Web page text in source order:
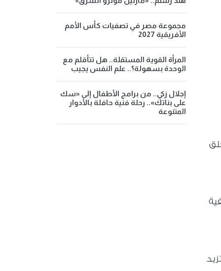
مجموعة مصر في تصفيات كأس الأمم
الأفريقية 2027
المرأة القوية المستقلة.. هل تتأقلم مع
الوحدة بسهولة؟.. علم النفس يجيب
إجلال زكي.. من برامج الأطفال إلى «سك
على بناتك».. رحلة فنية حافلة بالأدوار
المتنوعة